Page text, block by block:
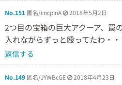
No.151 匿名/cncplnA 2018年5月2日
2つ目の宝箱の巨大アクーア、罠
入れながらずっと殴ってたわ・・
返信する
No.149 匿名/JYWBcGE 2018年4月23日